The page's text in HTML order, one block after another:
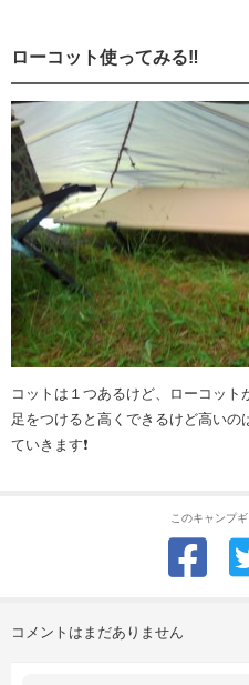
ローコット使ってみる‼️
コットは１つあるけど、ローコット
足をつけると高くできるけど高いの
ていきます❗
このキャンプ
コメントはまだありません